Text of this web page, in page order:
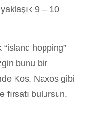
9 – 10
hopping”
bunu bir
Kos, Naxos gibi
fırsatı bulursun.